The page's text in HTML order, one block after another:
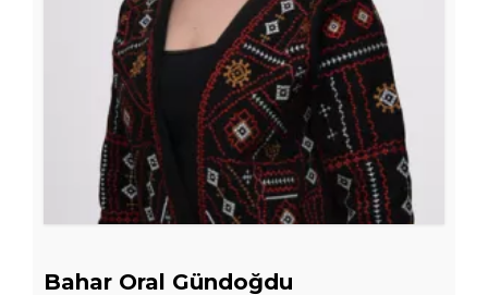
Bahar Oral Gündoğdu